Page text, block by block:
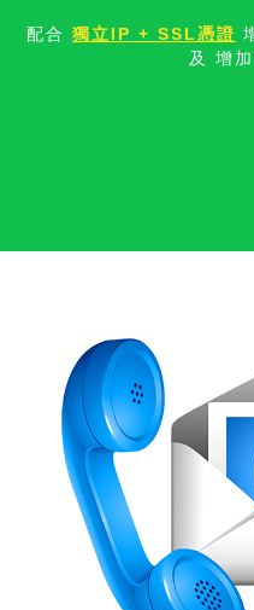
配合 獨立IP + SSL憑證
及 增